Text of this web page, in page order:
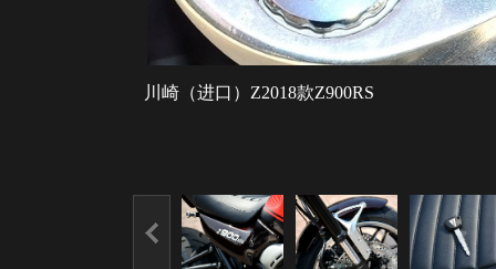
川崎（进口）Z2018款Z900RS